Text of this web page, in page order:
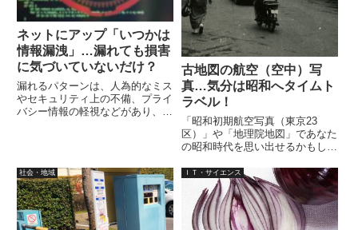
ネットにアップ「いつかは
情報漏洩」…漏れても損害
に気づいていないだけ？
漏れるパターンは、人為的なミス
やセキュリティ上の不備、プライ
バシー情報の軽視などがあり、そ
れても、どこから漏れているのか
はっきりしません。
古地図の航空（空中）写
真…気分は昭和へタイムト
ラベル！
「昭和初期航空写真（東京23
区）」や「地理院地図」であなた
の昭和時代を思い出せるかもしれ
和22年（1947年）と昭和38年
（1963年）を見ることができま
す。また、地理院地図の空中写真
で、各年代の移り変わりも見るこ
とができます。
社会・地域 ＩＴ・サイエンス